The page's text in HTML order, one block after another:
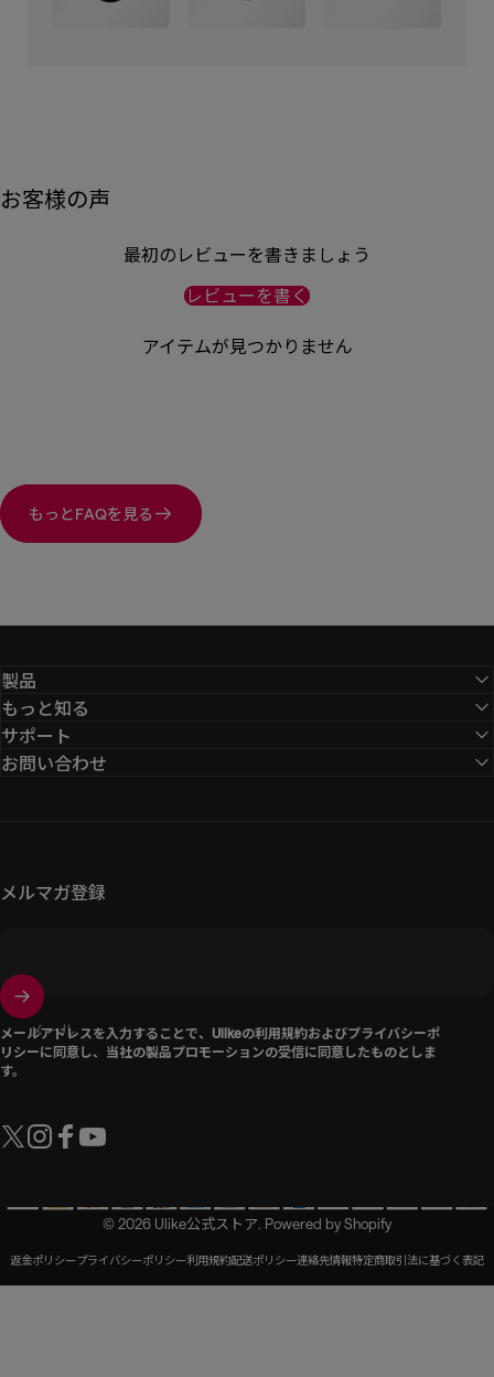
お客様の声
最初のレビューを書きましょう
レビューを書く
アイテムが見つかりません
もっとFAQを見る
製品
もっと知る
サポート
お問い合わせ
メルマガ登録
メール
メールアドレスを入力することで、Ulikeの利用規約およびプライバシーポ
リシーに同意し、当社の製品プロモーションの受信に同意したものとしま
す。
© 2026 Ulike公式ストア. Powered by Shopify
返金ポリシープライバシーポリシー利用規約配送ポリシー連絡先情報特定商取引法に基づく表記